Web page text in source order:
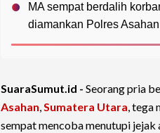
MA sempat berdalih
diamankan Polres
SuaraSumut.id - Seorang pria
Asahan,Sumatera Utara, tega
sempat mencoba menutupi